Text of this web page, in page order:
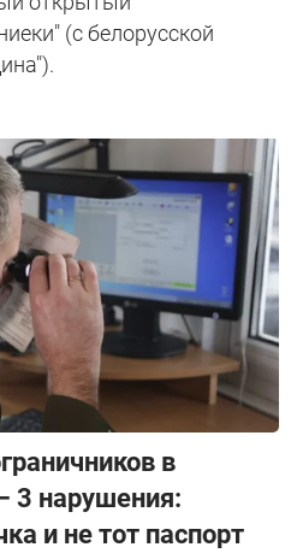
(с белорусской
в
3 нарушения:
и не тот паспорт